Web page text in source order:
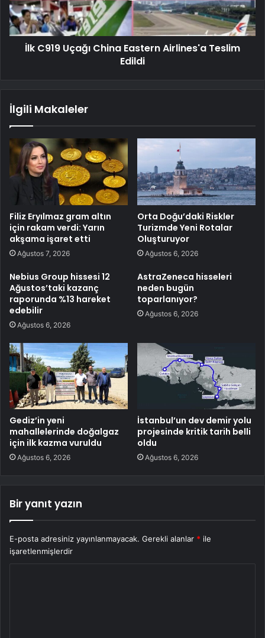
İlk C919 Uçağı China Eastern Airlines'a Teslim
Edildi
İlgili Makaleler
Filiz Eryılmaz gram altın
için rakam verdi: Yarın
akşama işaret etti
Ağustos 7, 2026
Orta Doğu’daki Riskler
Turizmde Yeni Rotalar
Oluşturuyor
Ağustos 6, 2026
Nebius Group hissesi 12
Ağustos’taki kazanç
raporunda %13 hareket
edebilir
Ağustos 6, 2026
AstraZeneca hisseleri
neden bugün
toparlanıyor?
Ağustos 6, 2026
Gediz’in yeni
mahallelerinde doğalgaz
için ilk kazma vuruldu
Ağustos 6, 2026
İstanbul’un dev demir yolu
projesinde kritik tarih belli
oldu
Ağustos 6, 2026
Bir yanıt yazın
E-posta adresiniz yayınlanmayacak. Gerekli alanlar * ile
işaretlenmişlerdir